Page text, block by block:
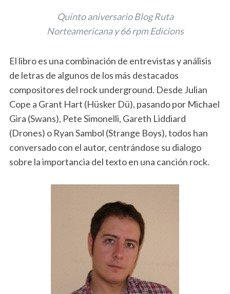
Quinto aniversario Blog Ruta
Norteamericana y 66 rpm Edicions
El libro es una combinación de entrevistas y análisis
de letras de algunos de los más destacados
compositores del rock underground. Desde Julian
Cope a Grant Hart (Hüsker Dü), pasando por Michael
Gira (Swans), Pete Simonelli, Gareth Liddiard
(Drones) o Ryan Sambol (Strange Boys), todos han
conversado con el autor, centrándose su dialogo
sobre la importancia del texto en una canción rock.